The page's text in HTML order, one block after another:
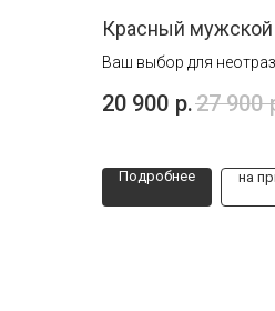
Красный
Ваш выбор для
комфорт и яркость!
20 900 р.27 900
Подробнее на